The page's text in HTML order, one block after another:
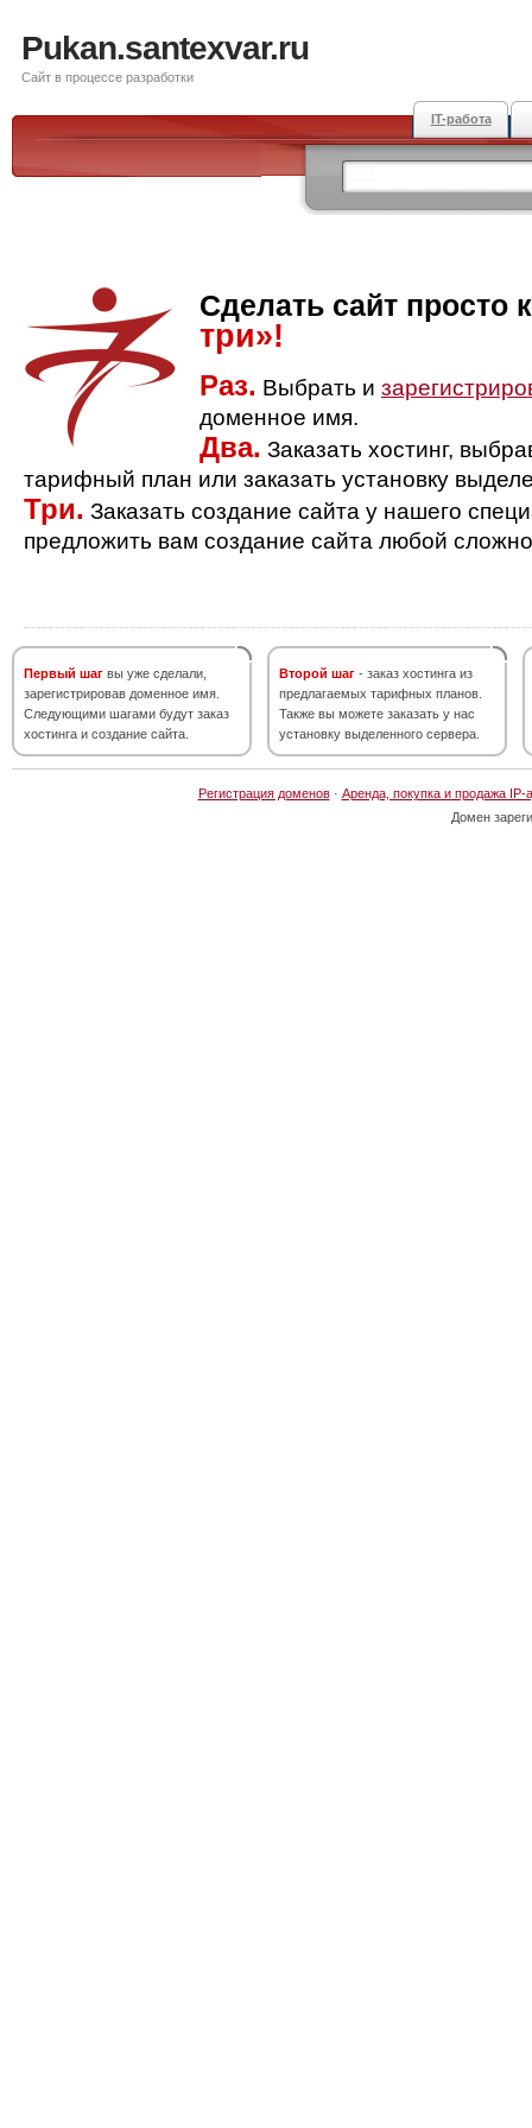
Pukan.santexvar.ru
Сайт в процессе разработки
IT-работа
Сделать сайт просто
три»!
Раз. Выбрать и
доменное имя.
Два. Заказать хостинг,
тарифный план или заказать установку
Три. Заказать создание сайта у нашего
предложить вам создание сайта любой
Первый шаг вы уже сделали,
зарегистрировав доменное имя.
Следующими шагами будут заказ
хостинга и создание сайта.
Второй шаг - заказ хостинга из
предлагаемых тарифных планов.
Также вы можете заказать у нас
установку выделенного сервера.
Регистрация доменов· Аренда, покупка и продажа IP-
Домен